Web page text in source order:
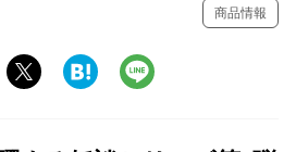
商品情報